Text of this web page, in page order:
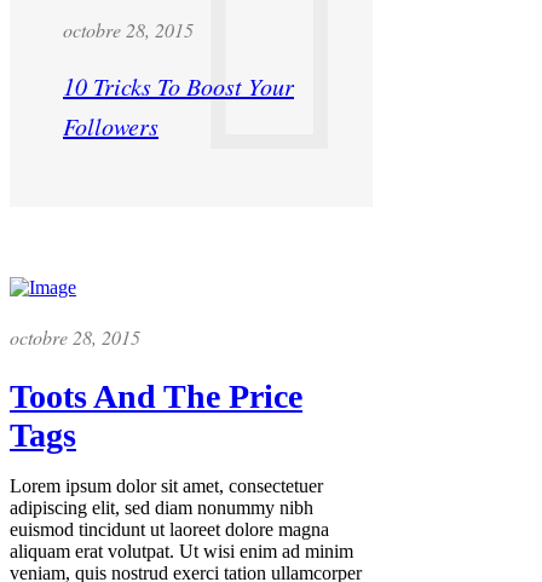
octobre 28, 2015
10 Tricks To Boost Your
Followers
octobre 28, 2015
Toots And The Price
Tags
Lorem ipsum dolor sit amet, consectetuer
adipiscing elit, sed diam nonummy nibh
euismod tincidunt ut laoreet dolore magna
aliquam erat volutpat. Ut wisi enim ad minim
veniam, quis nostrud exerci tation ullamcorper